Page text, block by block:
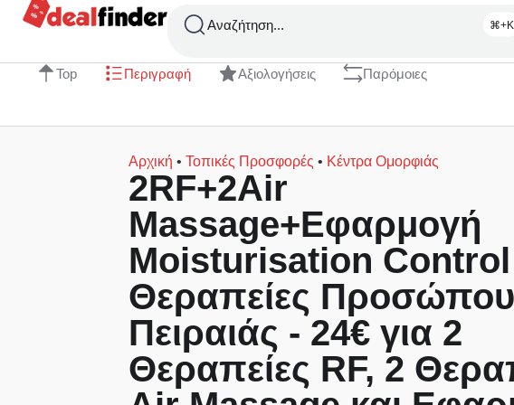
Αναζήτηση... ⌘+K
Top Περιγραφή Αξιολογήσεις Παρόμοιες
Αρχική • Τοπικές Προσφορές • Κέντρα Ομορφιάς
2RF+2Air
Massage+Εφαρμογή
Moisturisation
Θεραπείες
Πειραιάς - 24€ για 2
Θεραπείες RF, 2